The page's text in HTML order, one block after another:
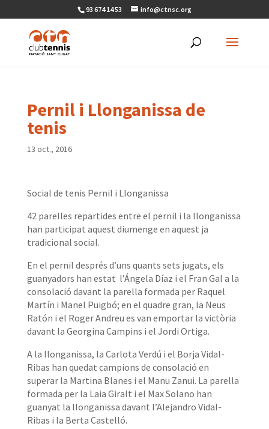
93 674 14 53 info@ctnsc.org
Pernil i Llonganissa de
tenis
13 oct., 2016
Social de tenis Pernil i Llonganissa
42 parelles repartides entre el pernil i la llonganissa
han participat aquest diumenge en aquest ja
tradicional social.
En el pernil després d’uns quants sets jugats, els
guanyadors han estat l’Ángela Díaz i el Fran Gal a la
consolació davant la parella formada per Raquel
Martín i Manel Puigbó; en el quadre gran, la Neus
Ratón i el Roger Andreu es van emportar la victòria
davant la Georgina Campins i el Jordi Ortiga.
A la llonganissa, la Carlota Verdú i el Borja Vidal-
Ribas han quedat campions de consolació en
superar la Martina Blanes i el Manu Zanui. La parella
formada per la Laia Giralt i el Max Solano han
guanyat la llonganissa davant l’Alejandro Vidal-
Ribas i la Berta Castelló.